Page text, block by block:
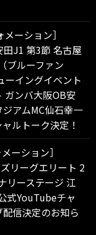
メーション］
J1 第3節 名古屋
ブルーファン
ーイングイベント
ガンバ大阪OB安
アムMC仙石幸一
ルトーク決定！
ーション］
リーグエリート 2
リーステージ 江
式YouTubeチャ
信決定のお知ら